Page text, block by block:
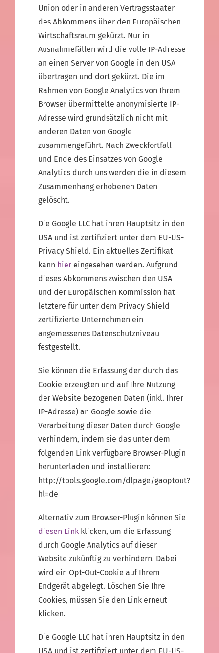
Union oder in anderen Vertragsstaaten
des Abkommens über den Europäischen
Wirtschaftsraum gekürzt. Nur in
Ausnahmefällen wird die volle IP-Adresse
an einen Server von Google in den USA
übertragen und dort gekürzt. Die im
Rahmen von Google Analytics von Ihrem
Browser übermittelte anonymisierte IP-
Adresse wird grundsätzlich nicht mit
anderen Daten von Google
zusammengeführt. Nach Zweckfortfall
und Ende des Einsatzes von Google
Analytics durch uns werden die in diesem
Zusammenhang erhobenen Daten
gelöscht.
Die Google LLC hat ihren Hauptsitz in den
USA und ist zertifiziert unter dem EU-US-
Privacy Shield. Ein aktuelles Zertifikat
kann hiereingesehen werden. Aufgrund
dieses Abkommens zwischen den USA
und der Europäischen Kommission hat
letztere für unter dem Privacy Shield
zertifizierte Unternehmen ein
angemessenes Datenschutzniveau
festgestellt.
Sie können die Erfassung der durch das
Cookie erzeugten und auf Ihre Nutzung
der Website bezogenen Daten (inkl. Ihrer
IP-Adresse) an Google sowie die
Verarbeitung dieser Daten durch Google
verhindern, indem sie das unter dem
folgenden Link verfügbare Browser-Plugin
herunterladen und installieren:
http://tools.google.com/dlpage/gaoptout?
hl=de
Alternativ zum Browser-Plugin können Sie
diesen Linkklicken, um die Erfassung
durch Google Analytics auf dieser
Website zukünftig zu verhindern. Dabei
wird ein Opt-Out-Cookie auf Ihrem
Endgerät abgelegt. Löschen Sie Ihre
Cookies, müssen Sie den Link erneut
klicken.
Die Google LLC hat ihren Hauptsitz in den
USA und ist zertifiziert unter dem EU-US-